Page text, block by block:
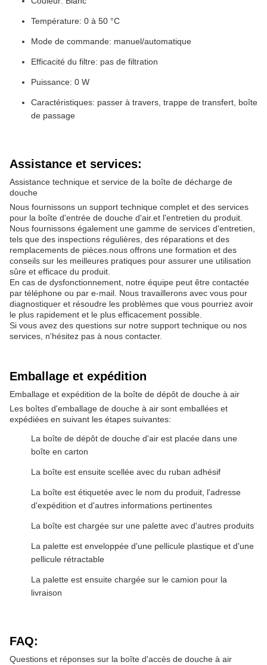
Température: 0 à 50 °C
Mode de commande: manuel/automatique
Efficacité du filtre: pas de filtration
Puissance: 0 W
Caractéristiques: passer à travers, trappe de transfert, boîte
de passage
Assistance et services:
Assistance technique et service de la boîte de décharge de
douche
Nous fournissons un support technique complet et des services
pour la boîte d'entrée de douche d'air.et l'entretien du produit.
Nous fournissons également une gamme de services d'entretien,
tels que des inspections régulières, des réparations et des
remplacements de pièces.nous offrons une formation et des
conseils sur les meilleures pratiques pour assurer une utilisation
sûre et efficace du produit.
En cas de dysfonctionnement, notre équipe peut être contactée
par téléphone ou par e-mail. Nous travaillerons avec vous pour
diagnostiquer et résoudre les problèmes que vous pourriez avoir
le plus rapidement et le plus efficacement possible.
Si vous avez des questions sur notre support technique ou nos
services, n'hésitez pas à nous contacter.
Emballage et expédition
Emballage et expédition de la boîte de dépôt de douche à air
Les boîtes d'emballage de douche à air sont emballées et
expédiées en suivant les étapes suivantes:
La boîte de dépôt de douche d'air est placée dans une
boîte en carton
La boîte est ensuite scellée avec du ruban adhésif
La boîte est étiquetée avec le nom du produit, l'adresse
d'expédition et d'autres informations pertinentes
La boîte est chargée sur une palette avec d'autres produits
La palette est enveloppée d'une pellicule plastique et d'une
pellicule rétractable
La palette est ensuite chargée sur le camion pour la
livraison
FAQ:
Questions et réponses sur la boîte d'accès de douche à air